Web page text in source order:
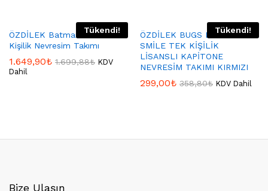
Tükendi!
ÖZDİLEK Batman Yellow Tek
Kişilik Nevresim Takımı
1.649,90₺ 1.699,88₺ KDV
Dahil
Tükendi!
ÖZDİLEK BUGS BUNNY
SMİLE TEK KİŞİLİK
LİSANSLI KAPİTONE
NEVRESİM TAKIMI KIRMIZI
299,00₺ 358,80₺ KDV Dahil
Bize Ulaşın